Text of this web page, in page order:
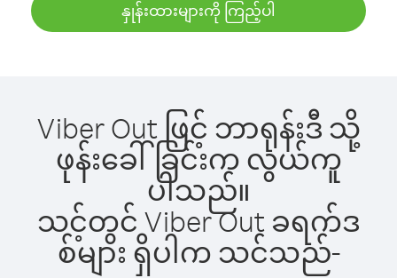
နှုန်းထားများကို ကြည့်ပါ
Viber Out ဖြင့် ဘာရုန်းဒီ သို့
ဖုန်းခေါ်ခြင်းက လွယ်ကူ
ပါသည်။
သင့်တွင် Viber Out ခရက်ဒ
စ်များ ရှိပါက သင်သည်-